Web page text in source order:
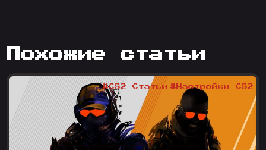
похожие статьи
#CS2 Статьи #Настройки CS2